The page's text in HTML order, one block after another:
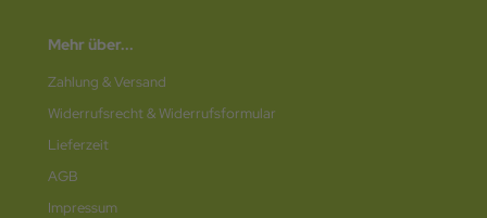
Mehr über...
Zahlung & Versand
Widerrufsrecht & Widerrufsformular
Lieferzeit
AGB
Impressum